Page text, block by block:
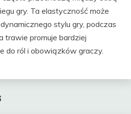
gry. Ta elastyczność może
stylu gry, podczas
trawie promuje bardziej
do ról i obowiązków graczy.